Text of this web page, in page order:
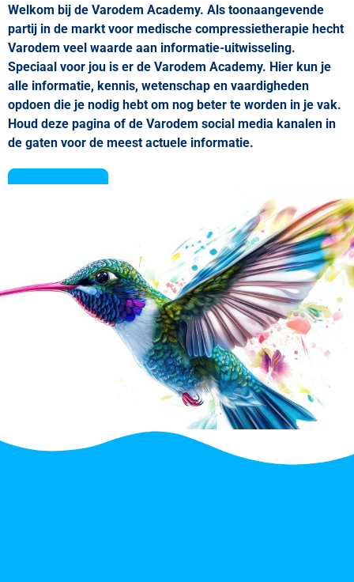
Welkom bij de Varodem Academy. Als toonaangevende
partij in de markt voor medische compressietherapie hecht
Varodem veel waarde aan informatie-uitwisseling.
Speciaal voor jou is er de Varodem Academy. Hier kun je
alle informatie, kennis, wetenschap en vaardigheden
opdoen die je nodig hebt om nog beter te worden in je vak.
Houd deze pagina of de Varodem social media kanalen in
de gaten voor de meest actuele informatie.